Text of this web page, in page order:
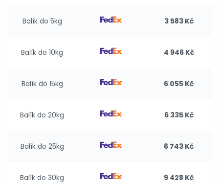
Balík do 5kg 3 583 Kč
Balík do 10kg 4 946 Kč
Balík do 15kg 6 055 Kč
Balík do 20kg 6 335 Kč
Balík do 25kg 6 743 Kč
Balík do 30kg 9 428 Kč